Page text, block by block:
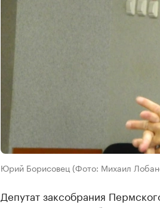
Юрий Борисовец (Фото: Михаил
Депутат заксобрания